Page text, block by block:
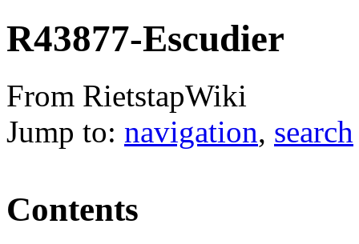
R43877-Escudier
From RietstapWiki
Jump to: navigation, search
Contents